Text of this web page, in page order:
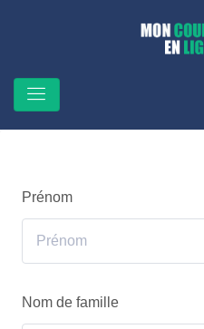
Prénom
Nom de famille